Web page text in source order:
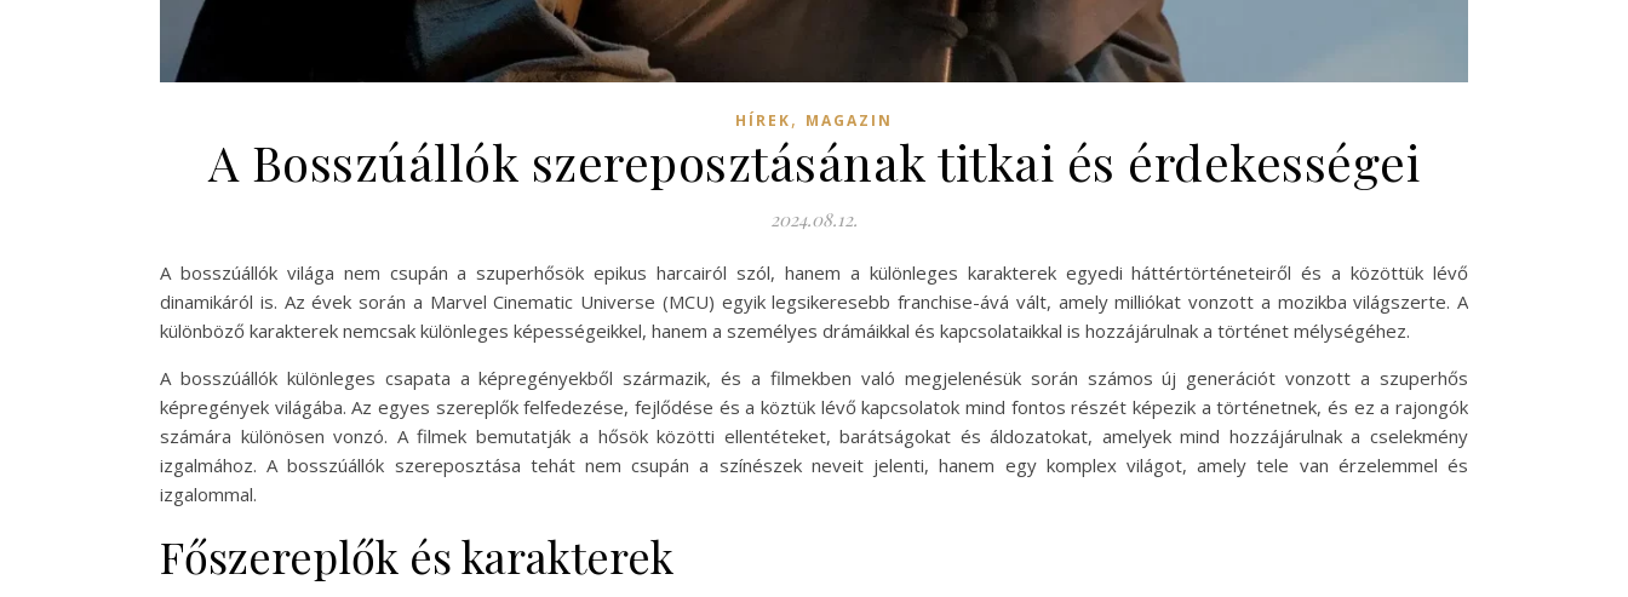
HÍREK, MAGAZIN
A Bosszúállók szereposztásának titkai és érdekességei
2024.08.12.
A bosszúállók világa nem csupán a szuperhősök epikus harcairól szól, hanem a különleges karakterek egyedi háttértörténeteiről és a közöttük lévő
dinamikáról is. Az évek során a Marvel Cinematic Universe (MCU) egyik legsikeresebb franchise-ává vált, amely milliókat vonzott a mozikba világszerte. A
különböző karakterek nemcsak különleges képességeikkel, hanem a személyes drámáikkal és kapcsolataikkal is hozzájárulnak a történet mélységéhez.
A bosszúállók különleges csapata a képregényekből származik, és a filmekben való megjelenésük során számos új generációt vonzott a szuperhős
képregények világába. Az egyes szereplők felfedezése, fejlődése és a köztük lévő kapcsolatok mind fontos részét képezik a történetnek, és ez a rajongók
számára különösen vonzó. A filmek bemutatják a hősök közötti ellentéteket, barátságokat és áldozatokat, amelyek mind hozzájárulnak a cselekmény
izgalmához. A bosszúállók szereposztása tehát nem csupán a színészek neveit jelenti, hanem egy komplex világot, amely tele van érzelemmel és
izgalommal.
Főszereplők és karakterek